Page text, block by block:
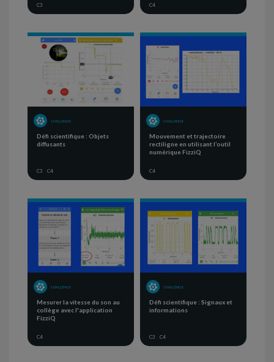
C3 C4
CHALLENGE
Défi scientifique : Objets
diffusants
C3 C4
CHALLENGE
Mouvement et trajectoire
rectiligne en utilisant l’outil
numérique FizziQ
C4
CHALLENGE
Mesurer la vitesse du son au
collège avec l'application
FizziQ
C4
CHALLENGE
Défi scientifique : Signaux et
informations
C3 C4